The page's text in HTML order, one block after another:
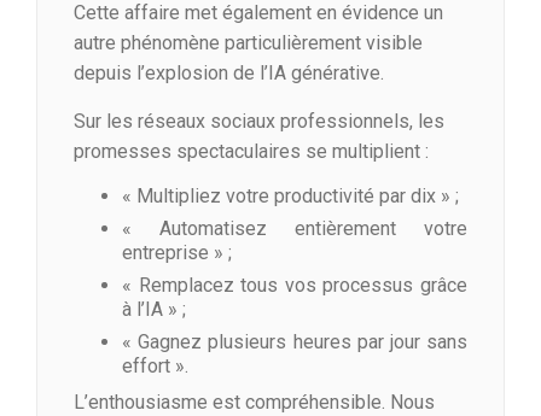
Cette affaire met également en évidence un
autre phénomène particulièrement visible
depuis l’explosion de l’IA générative.
Sur les réseaux sociaux professionnels, les
promesses spectaculaires se multiplient :
« Multipliez votre productivité par dix » ;
« Automatisez entièrement votre
entreprise » ;
« Remplacez tous vos processus grâce
à l’IA » ;
« Gagnez plusieurs heures par jour sans
effort ».
L’enthousiasme est compréhensible. Nous